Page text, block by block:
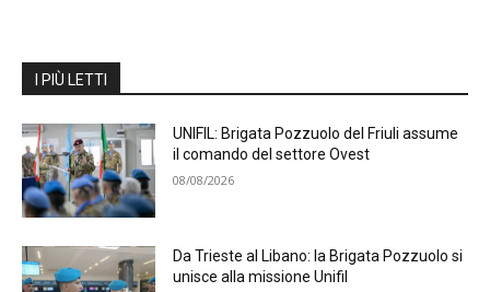
I PIÙ LETTI
UNIFIL: Brigata Pozzuolo del Friuli assume
il comando del settore Ovest
08/08/2026
Da Trieste al Libano: la Brigata Pozzuolo si
unisce alla missione Unifil